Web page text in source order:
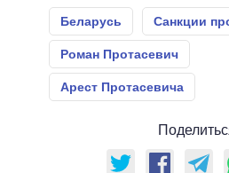
Беларусь Санкции
Роман Протасевич
Арест Протасевича